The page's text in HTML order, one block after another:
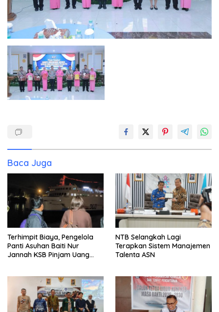
Baca Juga
Terhimpit Biaya, Pengelola
Panti Asuhan Baiti Nur
Jannah KSB Pinjam Uang
Kunjung Tuntas
NTB Selangkah Lagi
Terapkan Sistem Manajemen
Talenta ASN